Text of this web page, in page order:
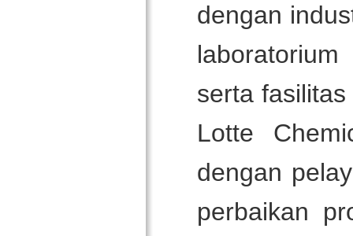
dengan
serta
Lotte
dengan
perbaikan